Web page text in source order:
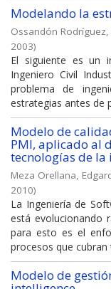
Modelando la
Ossandón
2003)
El siguiente es un
Ingeniero Civil
problema de
estrategias antes de
Modelo de
PMI, aplicado al
tecnologías de
Meza Orellana,
2010)
La Ingeniería de
está evolucionando
para esto es el
procesos que cubran
Modelo de